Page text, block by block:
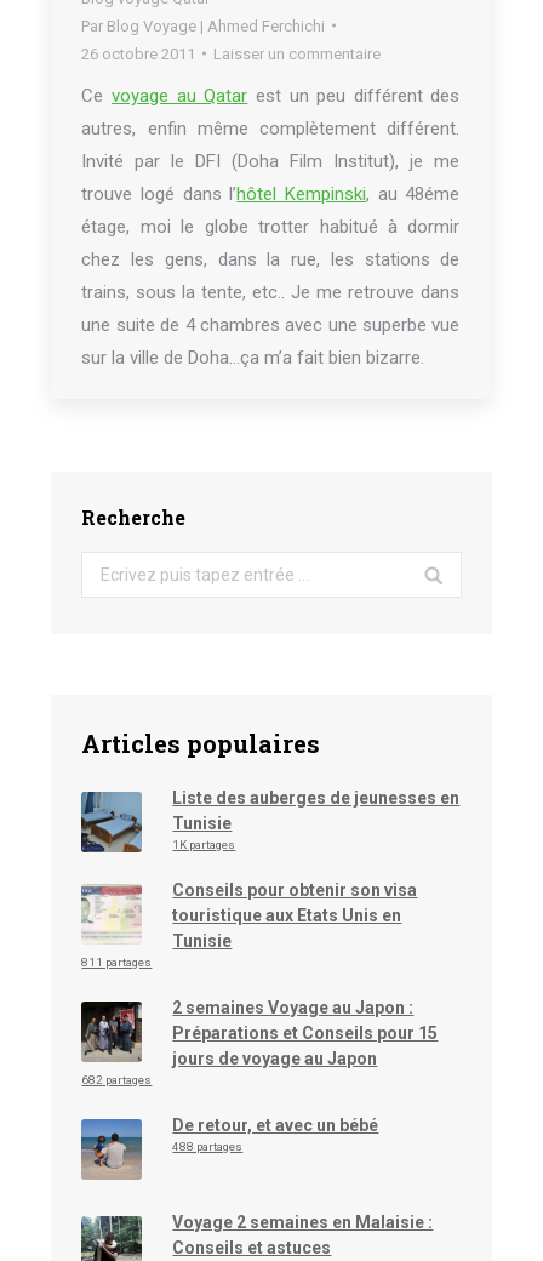
Par Blog Voyage | Ahmed Ferchichi
26 octobre 2011
Laisser un commentaire
Cevoyage au Qatar est un peu différent des
autres, enfin même complètement différent.
Invité par le DFI (Doha Film Institut), je me
trouve logé dans l’hôtel Kempinski, au 48éme
étage, moi le globe trotter habitué à dormir
chez les gens, dans la rue, les stations de
trains, sous la tente, etc.. Je me retrouve dans
une suite de 4 chambres avec une superbe vue
sur la ville de Doha…ça m’a fait bien bizarre.
Recherche
Search:
Articles populaires
Liste des auberges de jeunesses en
Tunisie
1K partages
Conseils pour obtenir son visa
touristique aux Etats Unis en
Tunisie
811 partages
2 semaines Voyage au Japon :
Préparations et Conseils pour 15
jours de voyage au Japon
682 partages
De retour, et avec un bébé
488 partages
Voyage 2 semaines en Malaisie :
Conseils et astuces